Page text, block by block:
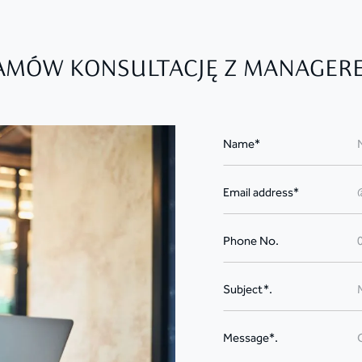
KONSULTACJĘ Z
Name*
Email address*
Phone No.
Subject*.
Message*.